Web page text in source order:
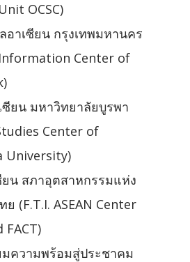
OCSC)
อาเซียน กรุงเทพมหานคร
Information Center of
ซียน มหาวิทยาลัยบูรพา
Center of
University)
ยน สภาอุตสาหกรรมแห่ง
ย (F.T.I. ASEAN Center
FACT)
มความพร้อมสู่ประชาคม